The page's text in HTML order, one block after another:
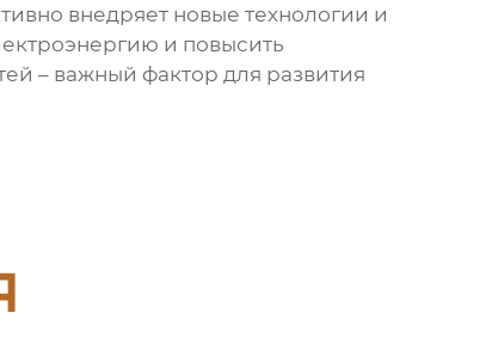
внедряет новые технологии и
и повысить
– важный фактор для развития